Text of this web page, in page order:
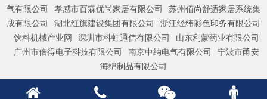
气有限公司
孝感市百霖优尚家居有限公司
苏州佰尚舒适家居系统集
成有限公司
湖北红旗建设集团有限公司
浙江经纬彩色印务有限公司
饮料机械产业网
深圳市科虹通信有限公司
山东利蒙药业有限公司
广州市倍得电子科技有限公司
南京中纳电气有限公司
宁波市甬安
海绵制品有限公司